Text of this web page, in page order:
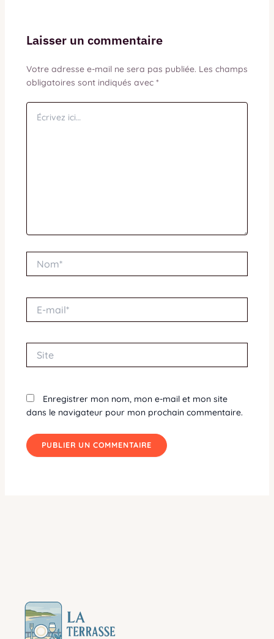
Laisser un commentaire
Votre adresse e-mail ne sera pas publiée. Les champs
obligatoires sont indiqués avec *
Écrivez
ici…
mail*
Enregistrer mon nom, mon e-mail et mon site
dans le navigateur pour mon prochain commentaire.